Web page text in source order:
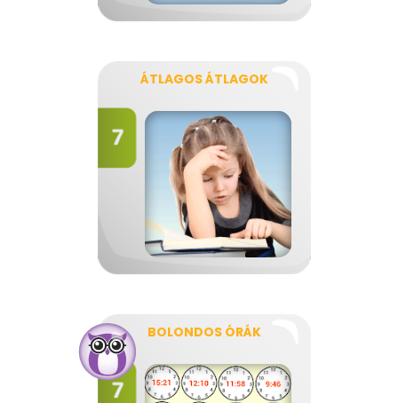
ÁTLAGOS ÁTLAGOK
BOLONDOS ÓRÁK